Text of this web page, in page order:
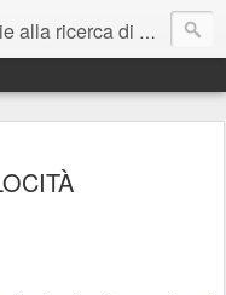
sull'altra riva, ingiustizie da correggere e parole da trasformare in esperienza da provare.